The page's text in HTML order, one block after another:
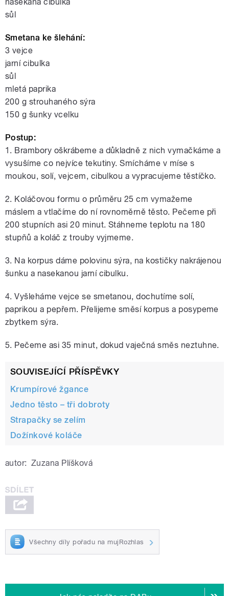
sůl
Smetana ke šlehání:
3 vejce
jarní cibulka
sůl
mletá paprika
200 g strouhaného sýra
150 g šunky vcelku
Postup:
1. Brambory oškrábeme a důkladně z nich vymačkáme a
vysušíme co nejvíce tekutiny. Smícháme v míse s
moukou, solí, vejcem, cibulkou a vypracujeme těstíčko.
2. Koláčovou formu o průměru 25 cm vymažeme
máslem a vtlačíme do ní rovnoměrně těsto. Pečeme při
200 stupních asi 20 minut. Stáhneme teplotu na 180
stupňů a koláč z trouby vyjmeme.
3. Na korpus dáme polovinu sýra, na kostičky nakrájenou
šunku a nasekanou jarní cibulku.
4. Vyšleháme vejce se smetanou, dochutíme solí,
paprikou a pepřem. Přelijeme směsí korpus a posypeme
zbytkem sýra.
5. Pečeme asi 35 minut, dokud vaječná směs neztuhne.
SOUVISEJÍCÍ PŘÍSPĚVKY
Krumpírové žgance
Jedno těsto – tři dobroty
Strapačky se zelím
Dožínkové koláče
autor: Zuzana Plíšková
Všechny díly pořadu na mujRozhlas